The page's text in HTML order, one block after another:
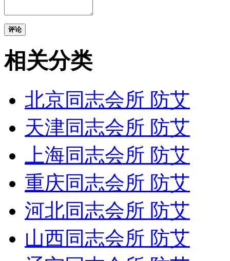
评论
相关分类
北京同志会所 防艾
天津同志会所 防艾
上海同志会所 防艾
重庆同志会所 防艾
河北同志会所 防艾
山西同志会所 防艾